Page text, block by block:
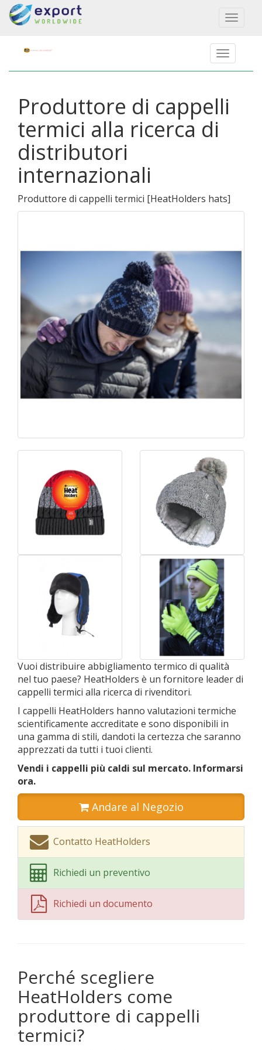
Toggle
Produttore di cappelli
termici alla ricerca di
distributori
internazionali
Produttore di cappelli termici [HeatHolders hats]
Vuoi distribuire abbigliamento termico di qualità
nel tuo paese? HeatHolders è un fornitore leader di
cappelli termici alla ricerca di rivenditori.
I cappelli HeatHolders hanno valutazioni termiche
scientificamente accreditate e sono disponibili in
una gamma di stili, dandoti la certezza che saranno
apprezzati da tutti i tuoi clienti.
Vendi i cappelli più caldi sul mercato. Informarsi
ora.
Andare al Negozio
Contatto HeatHolders
Richiedi un preventivo
Richiedi un documento
Perché scegliere
HeatHolders come
produttore di cappelli
termici?